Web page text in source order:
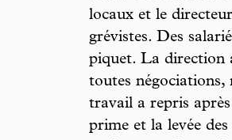
locaux et le
grévistes. Des
piquet. La direction
toutes négociations,
travail a repris
prime et la levée